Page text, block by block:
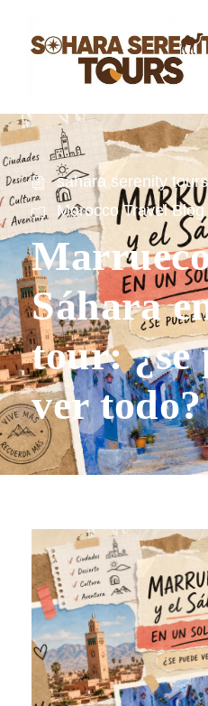
sahara serenity tours
Morocco Travel Blog
Sáhara
tour: ¿se
ver todo?